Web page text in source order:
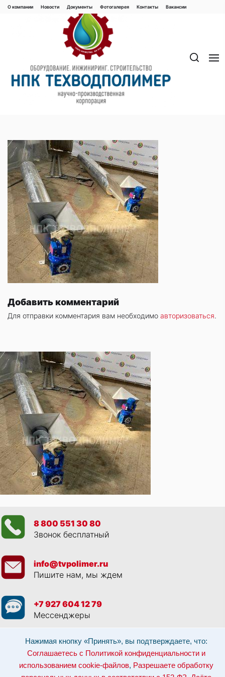
Нажимая кнопку «Принять», вы подтверждаете, что:
Соглашаетесь с Политикой конфиденциальности и
использованием cookie-файлов, Разрешаете обработку
Перейти
Добавить комментарий
Для отправки комментария вам необходимо авторизоваться.
О компании Новости Документы Фотогалерея Контaкты Вакaнсии
8 800 551 30 80
Звонок бесплатный
info@tvpolimer.ru
Пишите нам, мы ждем
+7 927 604 12 79
Мессенджеры
Просматривая данный веб сайт, и обращаясь к нам, вы:Соглашаетесь с
Политикой конфиденциальности и использованием cookie-файлов
Разрешаете обработку персональных данных в соответствии с 152-ФЗ
Даёте согласие на рекламные рассылки.
Отозвать согласие на обработку персональных данных: по эл-почте: